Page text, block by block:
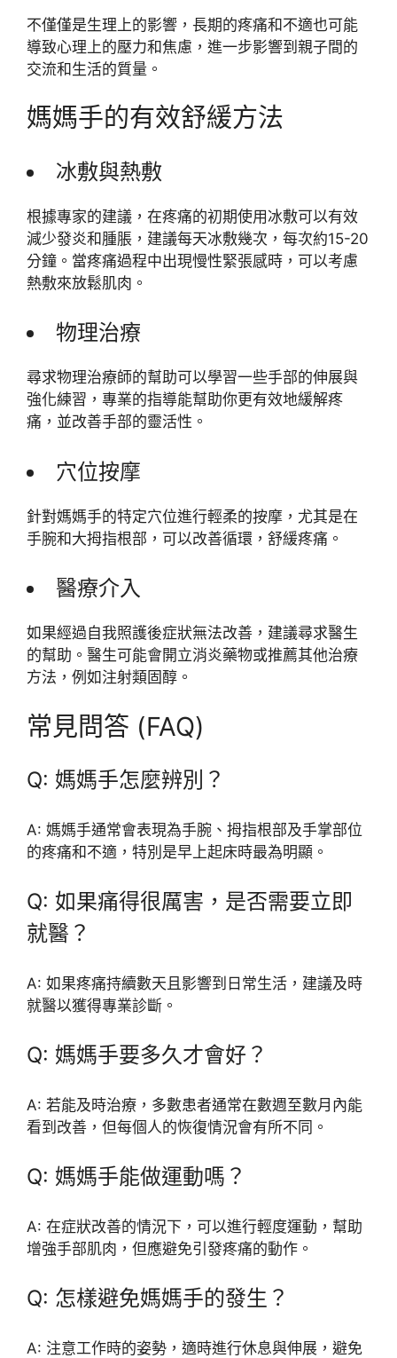
不僅僅是生理上的影響，長期的疼痛和不適也可能
導致心理上的壓力和焦慮，進一步影響到親子間的
交流和生活的質量。
媽媽手的有效舒緩方法
冰敷與熱敷
根據專家的建議，在疼痛的初期使用冰敷可以有效
減少發炎和腫脹，建議每天冰敷幾次，每次約15-20
分鐘。當疼痛過程中出現慢性緊張感時，可以考慮
熱敷來放鬆肌肉。
物理治療
尋求物理治療師的幫助可以學習一些手部的伸展與
強化練習，專業的指導能幫助你更有效地緩解疼
痛，並改善手部的靈活性。
穴位按摩
針對媽媽手的特定穴位進行輕柔的按摩，尤其是在
手腕和大拇指根部，可以改善循環，舒緩疼痛。
醫療介入
如果經過自我照護後症狀無法改善，建議尋求醫生
的幫助。醫生可能會開立消炎藥物或推薦其他治療
方法，例如注射類固醇。
常見問答 (FAQ)
Q: 媽媽手怎麼辨別？
A: 媽媽手通常會表現為手腕、拇指根部及手掌部位
的疼痛和不適，特別是早上起床時最為明顯。
Q: 如果痛得很厲害，是否需要立即
就醫？
A: 如果疼痛持續數天且影響到日常生活，建議及時
就醫以獲得專業診斷。
Q: 媽媽手要多久才會好？
A: 若能及時治療，多數患者通常在數週至數月內能
看到改善，但每個人的恢復情況會有所不同。
Q: 媽媽手能做運動嗎？
A: 在症狀改善的情況下，可以進行輕度運動，幫助
增強手部肌肉，但應避免引發疼痛的動作。
Q: 怎樣避免媽媽手的發生？
A: 注意工作時的姿勢，適時進行休息與伸展，避免